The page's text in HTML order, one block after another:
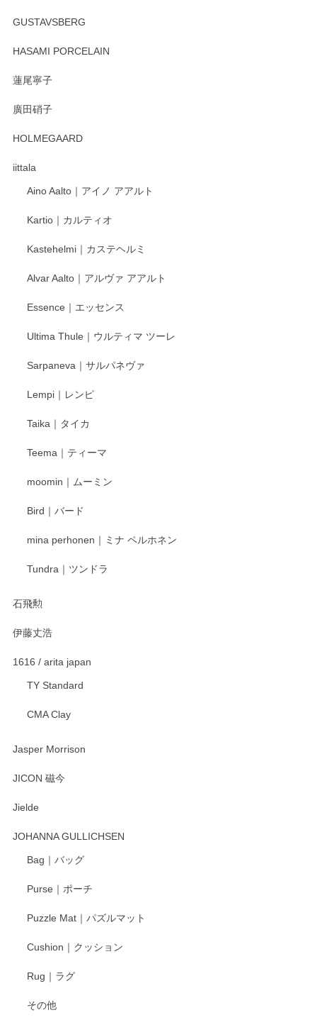
GUSTAVSBERG
HASAMI PORCELAIN
蓮尾寧子
廣田硝子
HOLMEGAARD
iittala
Aino Aalto｜アイノ アアルト
Kartio｜カルティオ
Kastehelmi｜カステヘルミ
Alvar Aalto｜アルヴァ アアルト
Essence｜エッセンス
Ultima Thule｜ウルティマ ツーレ
Sarpaneva｜サルパネヴァ
Lempi｜レンピ
Taika｜タイカ
Teema｜ティーマ
moomin｜ムーミン
Bird｜バード
mina perhonen｜ミナ ペルホネン
Tundra｜ツンドラ
石飛勲
伊藤丈浩
1616 / arita japan
TY Standard
CMA Clay
Jasper Morrison
JICON 磁今
Jielde
JOHANNA GULLICHSEN
Bag｜バッグ
Purse｜ポーチ
Puzzle Mat｜パズルマット
Cushion｜クッション
Rug｜ラグ
その他